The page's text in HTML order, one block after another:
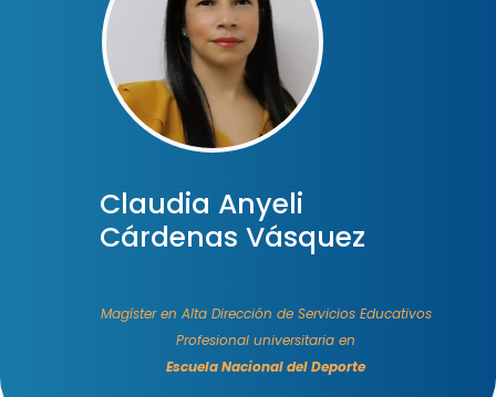
Claudia Anyeli
Cárdenas Vásquez
Magíster en Alta Dirección de Servicios Educativos
Profesional universitaria en
Escuela Nacional del Deporte